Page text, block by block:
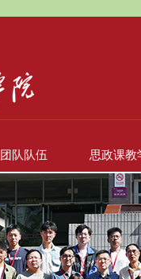
团队队伍 思政课教